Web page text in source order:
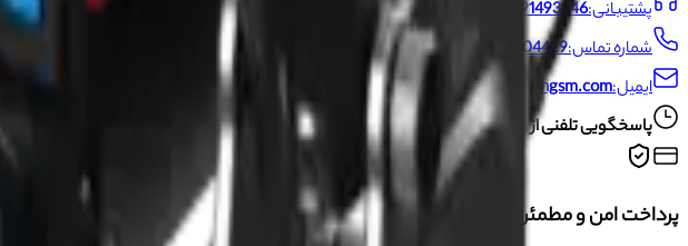
پشتیبانی:09191493546
شماره تماس:021-66704429
ایمیل:info@asangsm.com
پاسخگویی تلفنی از شنبه تا پنجشنبه ساعت ۱۰ الی ۱۹
پرداخت امن و مطمئن